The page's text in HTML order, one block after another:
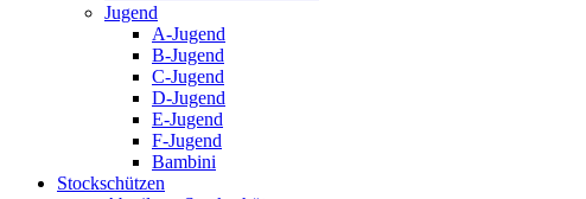
Jugend
A-Jugend
B-Jugend
C-Jugend
D-Jugend
E-Jugend
F-Jugend
Bambini
Stockschützen